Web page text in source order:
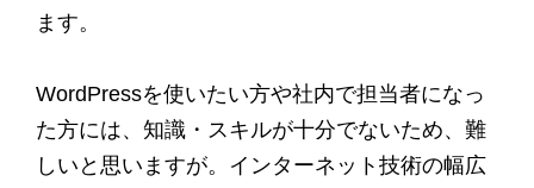
ます。
WordPressを使いたい方や社内で担当者になっ
た方には、知識・スキルが十分でないため、難
しいと思いますが。インターネット技術の幅広